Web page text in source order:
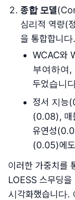
종합 모델
심리적 역량(
을 통합합니다.
WCAC와
부여하여,
두었습니
정서 지능
(0.08), 매
유연성
(0.05)에
이러한 가중치를
LOESS 스무딩
시각화했습니다.